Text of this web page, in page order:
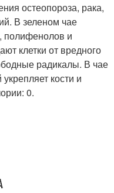
остеопороза, рака,
В зеленом чае
полифенолов и
клетки от вредного
радикалы. В чае
кости и
0.